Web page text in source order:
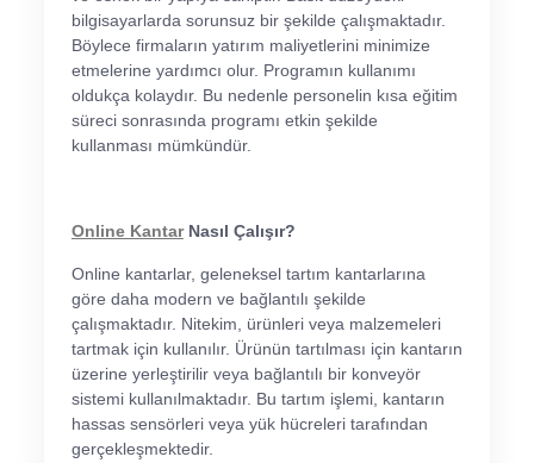
bilgisayarlarda sorunsuz bir şekilde çalışmaktadır.
Böylece firmaların yatırım maliyetlerini minimize
etmelerine yardımcı olur. Programın kullanımı
oldukça kolaydır. Bu nedenle personelin kısa eğitim
süreci sonrasında programı etkin şekilde
kullanması mümkündür.
Online KantarNasıl Çalışır?
Online kantarlar, geleneksel tartım kantarlarına
göre daha modern ve bağlantılı şekilde
çalışmaktadır. Nitekim, ürünleri veya malzemeleri
tartmak için kullanılır. Ürünün tartılması için kantarın
üzerine yerleştirilir veya bağlantılı bir konveyör
sistemi kullanılmaktadır. Bu tartım işlemi, kantarın
hassas sensörleri veya yük hücreleri tarafından
gerçekleşmektedir.